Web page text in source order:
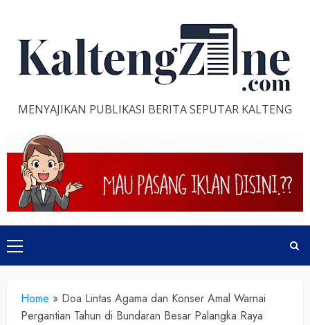
content
MENYAJIKAN PUBLIKASI BERITA SEPUTAR KALTENG
Primary
Menu
Home » Doa Lintas Agama dan Konser Amal Warnai
Pergantian Tahun di Bundaran Besar Palangka Raya